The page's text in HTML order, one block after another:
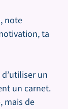
note
ta
un
un carnet.
mais de